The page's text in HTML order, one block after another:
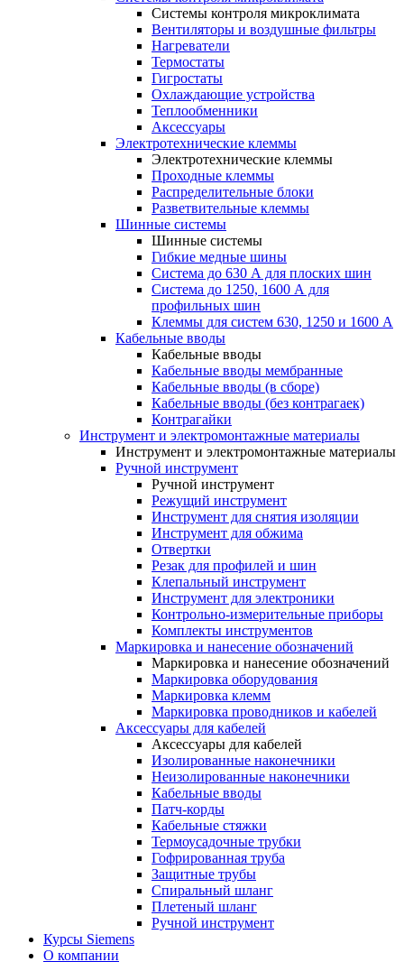
Системы контроля микроклимата
Вентиляторы и воздушные фильтры
Нагреватели
Термостаты
Гигростаты
Охлаждающие устройства
Теплообменники
Аксессуары
Электротехнические клеммы
Электротехнические клеммы
Проходные клеммы
Распределительные блоки
Разветвительные клеммы
Шинные системы
Шинные системы
Гибкие медные шины
Система до 630 А для плоских шин
Система до 1250, 1600 А для
профильных шин
Клеммы для систем 630, 1250 и 1600 А
Кабельные вводы
Кабельные вводы
Кабельные вводы мембранные
Кабельные вводы (в сборе)
Кабельные вводы (без контрагаек)
Контрагайки
Инструмент и электромонтажные материалы
Инструмент и электромонтажные материалы
Ручной инструмент
Ручной инструмент
Режущий инструмент
Инструмент для снятия изоляции
Инструмент для обжима
Отвертки
Резак для профилей и шин
Клепальный инструмент
Инструмент для электроники
Контрольно-измерительные приборы
Комплекты инструментов
Маркировка и нанесение обозначений
Маркировка и нанесение обозначений
Маркировка оборудования
Маркировка клемм
Маркировка проводников и кабелей
Аксессуары для кабелей
Аксессуары для кабелей
Изолированные наконечники
Неизолированные наконечники
Кабельные вводы
Патч-корды
Кабельные стяжки
Термоусадочные трубки
Гофрированная труба
Защитные трубы
Спиральный шланг
Плетеный шланг
Ручной инструмент
Курсы Siemens
О компании